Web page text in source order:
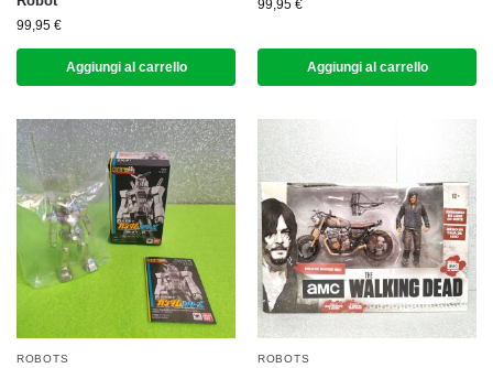
99,95 €
Aggiungi al carrello
99,95 €
Aggiungi al carrello
ROBOTS ROBOTS